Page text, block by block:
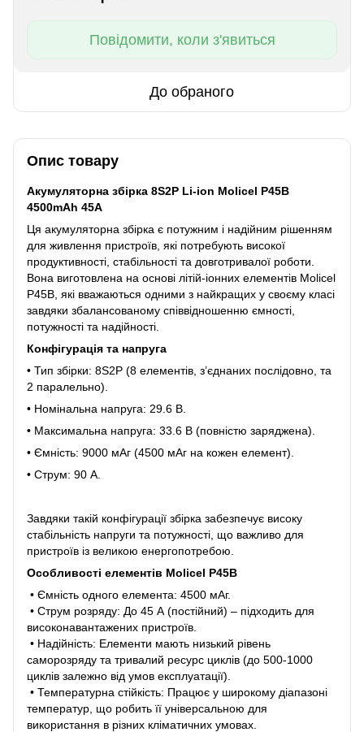
Повідомити, коли з'явиться
До обраного
Опис товару
Акумуляторна збірка 8S2P Li-ion Molicel P45B
4500mAh 45A
Ця акумуляторна збірка є потужним і надійним рішенням
для живлення пристроїв, які потребують високої
продуктивності, стабільності та довготривалої роботи.
Вона виготовлена на основі літій-іонних елементів Molicel
P45B, які вважаються одними з найкращих у своєму класі
завдяки збалансованому співвідношенню ємності,
потужності та надійності.
Конфігурація та напруга
• Тип збірки: 8S2P (8 елементів, з’єднаних послідовно, та
2 паралельно).
• Номінальна напруга: 29.6 В.
• Максимальна напруга: 33.6 В (повністю заряджена).
• Ємність: 9000 мАг (4500 мАг на кожен елемент).
• Струм: 90 А.
Завдяки такій конфігурації збірка забезпечує високу
стабільність напруги та потужності, що важливо для
пристроїв із великою енергопотребою.
Особливості елементів Molicel P45B
• Ємність одного елемента: 4500 мАг.
• Струм розряду: До 45 А (постійний) – підходить для
високонавантажених пристроїв.
• Надійність: Елементи мають низький рівень
саморозряду та тривалий ресурс циклів (до 500-1000
циклів залежно від умов експлуатації).
• Температурна стійкість: Працює у широкому діапазоні
температур, що робить її універсальною для
використання в різних кліматичних умовах.